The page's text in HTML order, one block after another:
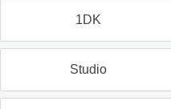
1DK
Studio